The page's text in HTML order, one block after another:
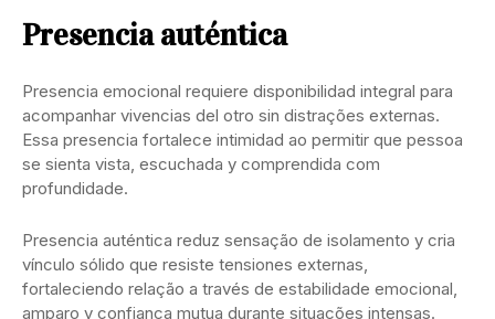
Presencia auténtica
Presencia emocional requiere disponibilidad integral para
acompanhar vivencias del otro sin distrações externas.
Essa presencia fortalece intimidad ao permitir que pessoa
se sienta vista, escuchada y comprendida com
profundidade.
Presencia auténtica reduz sensação de isolamento y cria
vínculo sólido que resiste tensiones externas,
fortaleciendo relação a través de estabilidade emocional,
amparo y confiança mutua durante situações intensas.